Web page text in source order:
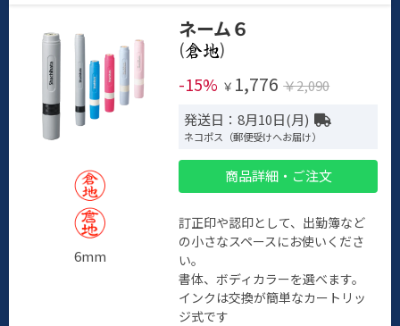
6mm
ネーム６
(
)
-15% ￥ 1,776 ￥2,090
発送日：8月10日(月)
ネコポス（郵便受けへお届け）
商品詳細・ご注文
訂正印や認印として、出勤簿など
の小さなスペースにお使いくださ
い。
書体、ボディカラーを選べます。
インクは交換が簡単なカートリッ
ジ式です